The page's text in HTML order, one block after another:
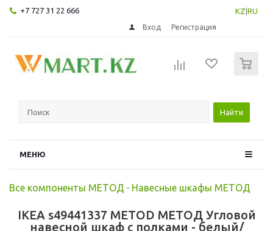
+7 727 31 22 666 KZ RU
Вход Регистрация
Найти
МЕНЮ
Все компоненты МЕТОД - Навесные шкафы МЕТОД
IKEA s49441337 METOD МЕТОД Угловой
навесной шкаф с полками - белый/